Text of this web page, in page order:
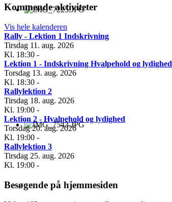
Kommende aktiviteter
Vis hele kalenderen
Rally - Lektion 1 Indskrivning
Tirsdag 11. aug. 2026
Kl. 18:30 -
Lektion 1 - Indskrivning Hvalpehold og lydighed
Torsdag 13. aug. 2026
Kl. 18:30 -
Rallylektion 2
Tirsdag 18. aug. 2026
Kl. 19:00 -
Lektion 2 - Hvalpehold og lydighed
Torsdag 20. aug. 2026
Kl. 19:00 -
Rallylektion 3
Tirsdag 25. aug. 2026
Kl. 19:00 -
Besøgende på hjemmesiden